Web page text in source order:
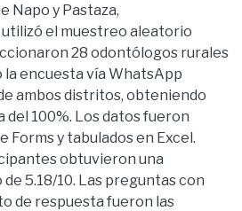
Napo y Pastaza,
el muestreo aleatorio
28 odontólogos rurales
la encuesta vía WhatsApp
ambos distritos, obteniendo
del 100%. Los datos fueron
Forms y tabulados en Excel.
obtuvieron una
5.18/10. Las preguntas con
de respuesta fueron las